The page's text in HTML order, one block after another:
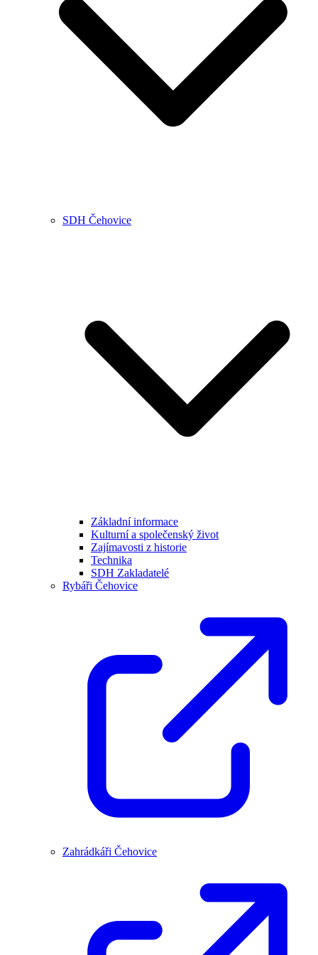
SDH Čehovice
Základní informace
Kulturní a společenský život
Zajímavosti z historie
Technika
SDH Zakladatelé
Rybáři Čehovice
Zahrádkáři Čehovice